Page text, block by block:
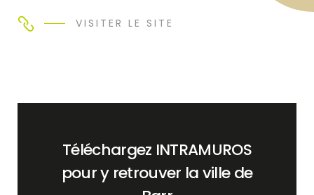
VISITER LE SITE
Téléchargez INTRAMUROS
pour y retrouver la ville de